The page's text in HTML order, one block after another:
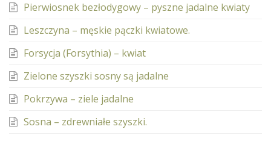
Pierwiosnek bezłodygowy – pyszne jadalne kwiaty
Leszczyna – męskie pączki kwiatowe.
Forsycja (Forsythia) – kwiat
Zielone szyszki sosny są jadalne
Pokrzywa – ziele jadalne
Sosna – zdrewniałe szyszki.